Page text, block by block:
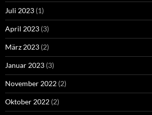
Juli 2023 (1)
April 2023 (3)
März 2023 (2)
Januar 2023 (3)
November 2022 (2)
Oktober 2022 (2)